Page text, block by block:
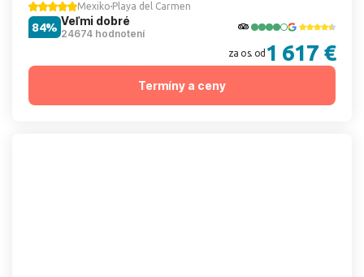
Mexiko Playa del Carmen
Veľmi dobré
24674 hodnotení
84%
za os. od 1 617 €
Termíny a ceny